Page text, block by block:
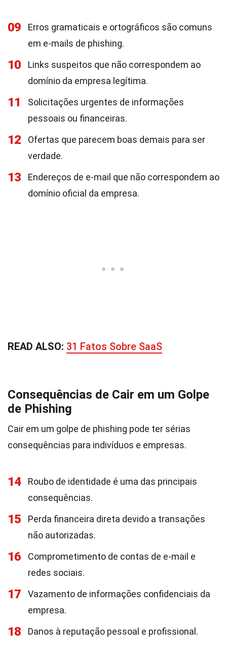
09
Erros gramaticais e ortográficos são comuns
em e-mails de phishing.
10
Links suspeitos que não correspondem ao
domínio da empresa legítima.
11
Solicitações urgentes de informações
pessoais ou financeiras.
12
Ofertas que parecem boas demais para ser
verdade.
13
Endereços de e-mail que não correspondem ao
domínio oficial da empresa.
READ ALSO: 31 Fatos Sobre SaaS
Consequências de Cair em um Golpe
de Phishing
Cair em um golpe de phishing pode ter sérias
consequências para indivíduos e empresas.
14
Roubo de identidade é uma das principais
consequências.
15
Perda financeira direta devido a transações
não autorizadas.
16
Comprometimento de contas de e-mail e
redes sociais.
17
Vazamento de informações confidenciais da
empresa.
18 Danos à reputação pessoal e profissional.